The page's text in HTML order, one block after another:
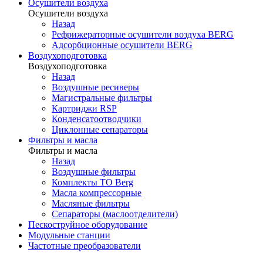
Осушители воздуха
Осушители воздуха
Назад
Рефрижераторные осушители воздуха BERG
Адсорбционные осушители BERG
Воздухоподготовка
Воздухоподготовка
Назад
Воздушные ресиверы
Магистральные фильтры
Картриджи RSP
Конденсатоотводчики
Циклонные сепараторы
Фильтры и масла
Фильтры и масла
Назад
Воздушные фильтры
Комплекты ТО Berg
Масла компрессорные
Масляные фильтры
Сепараторы (маслоотделители)
Пескоструйное оборудование
Модульные станции
Частотные преобразователи